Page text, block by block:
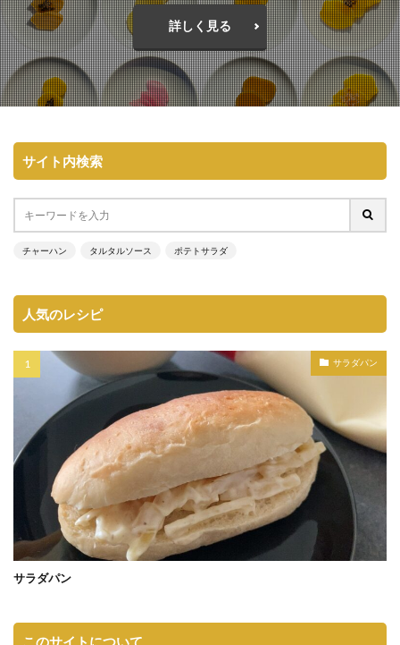
詳しく見る
サイト内検索
チャーハン タルタルソース ポテトサラダ
人気のレシピ
サラダパン
サラダパン
このサイトについて